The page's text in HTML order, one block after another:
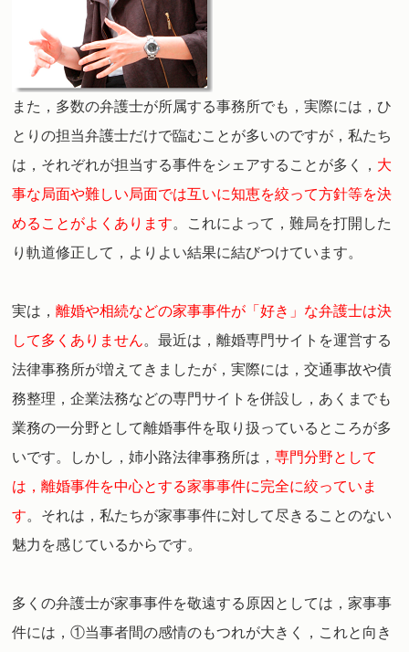
また，多数の弁護士が所属する事務所でも，実際には，ひ
とりの担当弁護士だけで臨むことが多いのですが，私たち
は，それぞれが担当する事件をシェアすることが多く， 大
事な局面や難しい局面では互いに知恵を絞って方針等を決
めることがよくあります。 これによって，難局を打開した
り軌道修正して，よりよい結果に結びつけています。
実は，離婚や相続などの家事事件が「好き」な弁護士は決
して多くありません。最近は，離婚専門サイトを運営する
法律事務所が増えてきましたが，実際には，交通事故や債
務整理，企業法務などの専門サイトを併設し，あくまでも
業務の一分野として離婚事件を取り扱っているところが多
いです。
しかし，姉小路法律事務所は，専門分野として
は，離婚事件を中心とする家事事件に完全に絞っていま
す。 それは，私たちが家事事件に対して尽きることのない
魅力を感じているからです。
多くの弁護士が家事事件を敬遠する原因としては，家事事
件には，①当事者間の感情のもつれが大きく，これと向き